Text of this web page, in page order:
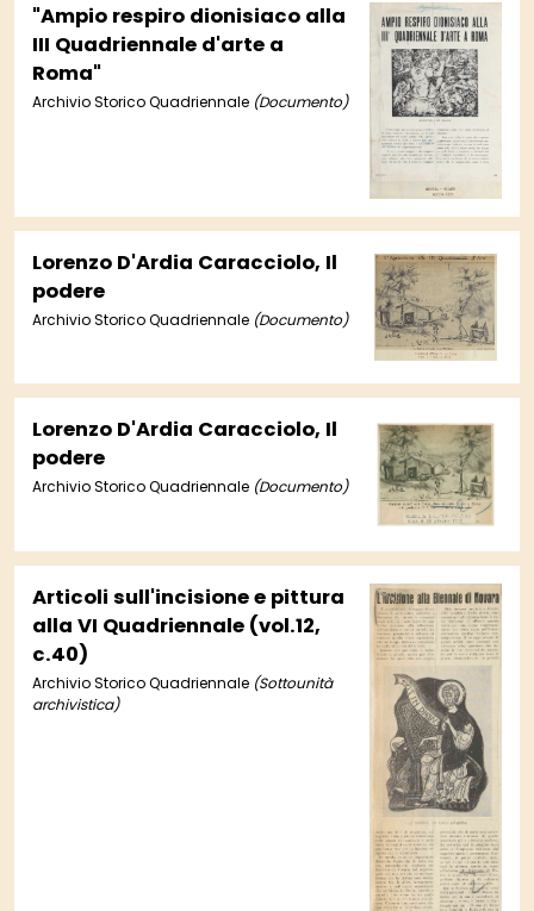
"Ampio respiro dionisiaco alla
III Quadriennale d'arte a
Roma"
Archivio Storico Quadriennale (Documento)
Lorenzo D'Ardia Caracciolo, Il
podere
Archivio Storico Quadriennale (Documento)
Lorenzo D'Ardia Caracciolo, Il
podere
Archivio Storico Quadriennale (Documento)
Articoli sull'incisione e pittura
alla VI Quadriennale (vol.12,
c.40)
Archivio Storico Quadriennale (Sottounità
archivistica)